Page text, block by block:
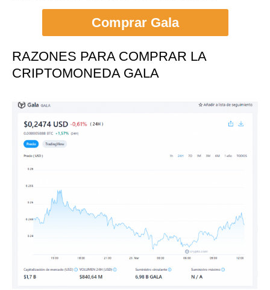
Comprar Gala
RAZONES PARA COMPRAR LA
CRIPTOMONEDA GALA